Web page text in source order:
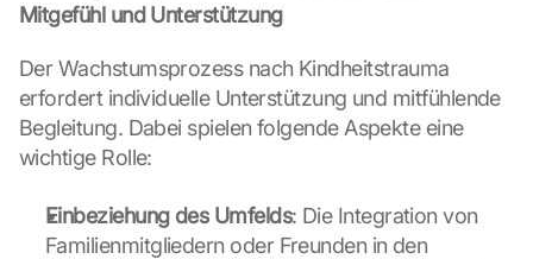
Mitgefühl und Unterstützung
Der Wachstumsprozess nach Kindheitstrauma
erfordert individuelle Unterstützung und mitfühlende
Begleitung. Dabei spielen folgende Aspekte eine
wichtige Rolle:
Einbeziehung des Umfelds: Die Integration von
Familienmitgliedern oder Freunden in den
s
h
r
m
i
m